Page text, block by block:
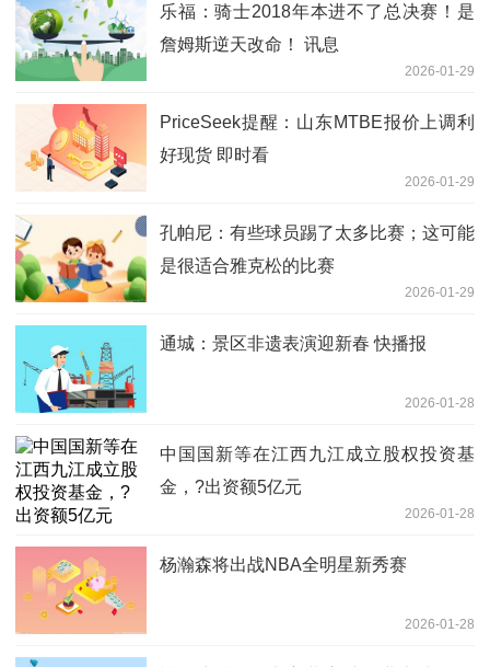
乐福：骑士2018年本进不了总决赛！是
詹姆斯逆天改命！ 讯息
2026-01-29
PriceSeek提醒：山东MTBE报价上调利
好现货 即时看
2026-01-29
孔帕尼：有些球员踢了太多比赛；这可能
是很适合雅克松的比赛
2026-01-29
通城：景区非遗表演迎新春 快播报
2026-01-28
中国国新等在江西九江成立股权投资基
金，?出资额5亿元
2026-01-28
杨瀚森将出战NBA全明星新秀赛
2026-01-28